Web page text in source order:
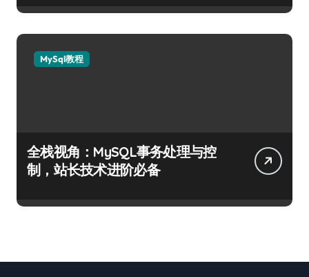
MySql教程
全栈视角：MySQL事务处理与控
制，站长技术进阶必备